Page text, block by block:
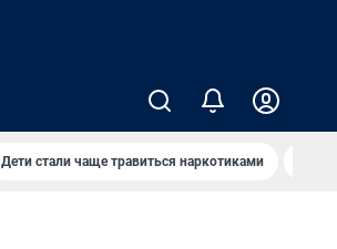
Дети стали чаще травиться наркотиками